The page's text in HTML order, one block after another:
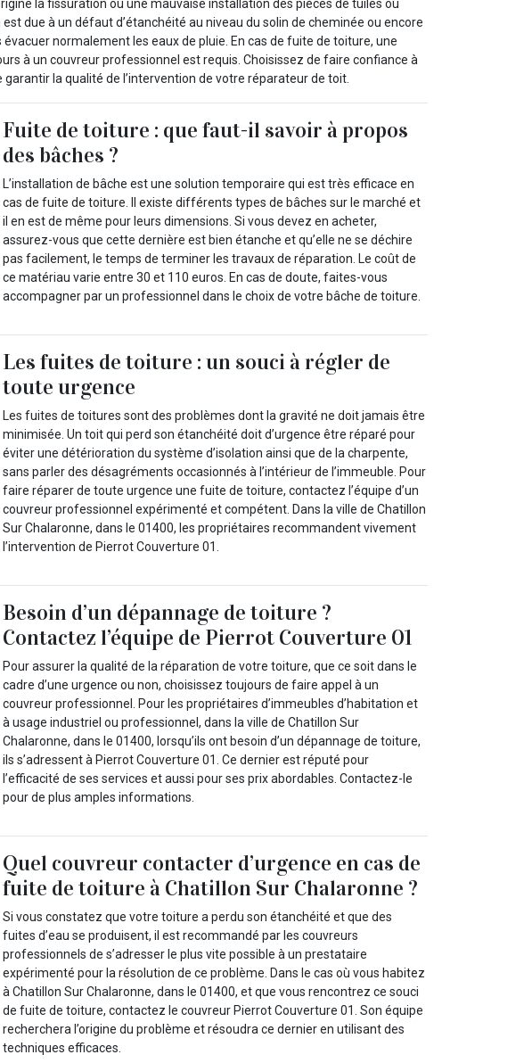
la fissuration ou une mauvaise installation des pièces de tuiles ou
est due à un défaut d’étanchéité au niveau du solin de cheminée ou encore
normalement les eaux de pluie. En cas de fuite de toiture, une
à un couvreur professionnel est requis. Choisissez de faire confiance à
garantir la qualité de l’intervention de votre réparateur de toit.
Fuite de toiture : que faut-il savoir à propos
des bâches ?
L’installation de bâche est une solution temporaire qui est très efficace en
cas de fuite de toiture. Il existe différents types de bâches sur le marché et
il en est de même pour leurs dimensions. Si vous devez en acheter,
assurez-vous que cette dernière est bien étanche et qu’elle ne se déchire
pas facilement, le temps de terminer les travaux de réparation. Le coût de
ce matériau varie entre 30 et 110 euros. En cas de doute, faites-vous
accompagner par un professionnel dans le choix de votre bâche de toiture.
Les fuites de toiture : un souci à régler de
toute urgence
Les fuites de toitures sont des problèmes dont la gravité ne doit jamais être
minimisée. Un toit qui perd son étanchéité doit d’urgence être réparé pour
éviter une détérioration du système d’isolation ainsi que de la charpente,
sans parler des désagréments occasionnés à l’intérieur de l’immeuble. Pour
faire réparer de toute urgence une fuite de toiture, contactez l’équipe d’un
couvreur professionnel expérimenté et compétent. Dans la ville de Chatillon
Sur Chalaronne, dans le 01400, les propriétaires recommandent vivement
l’intervention de Pierrot Couverture 01.
Besoin d’un dépannage de toiture ?
Contactez l’équipe de Pierrot Couverture 01
Pour assurer la qualité de la réparation de votre toiture, que ce soit dans le
cadre d’une urgence ou non, choisissez toujours de faire appel à un
couvreur professionnel. Pour les propriétaires d’immeubles d’habitation et
à usage industriel ou professionnel, dans la ville de Chatillon Sur
Chalaronne, dans le 01400, lorsqu’ils ont besoin d’un dépannage de toiture,
ils s’adressent à Pierrot Couverture 01. Ce dernier est réputé pour
l’efficacité de ses services et aussi pour ses prix abordables. Contactez-le
pour de plus amples informations.
Quel couvreur contacter d’urgence en cas de
fuite de toiture à Chatillon Sur Chalaronne ?
Si vous constatez que votre toiture a perdu son étanchéité et que des
fuites d’eau se produisent, il est recommandé par les couvreurs
professionnels de s’adresser le plus vite possible à un prestataire
expérimenté pour la résolution de ce problème. Dans le cas où vous habitez
à Chatillon Sur Chalaronne, dans le 01400, et que vous rencontrez ce souci
de fuite de toiture, contactez le couvreur Pierrot Couverture 01. Son équipe
recherchera l’origine du problème et résoudra ce dernier en utilisant des
techniques efficaces.